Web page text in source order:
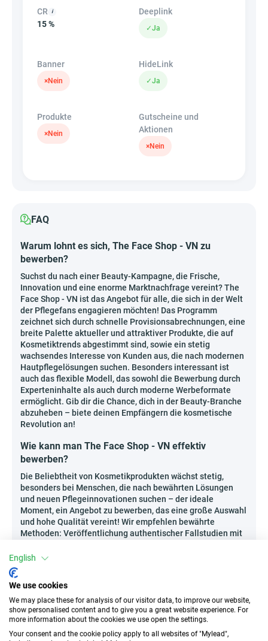
CR
15 %
Deeplink
✓Ja
Banner
×Nein
HideLink
✓Ja
Produkte
×Nein
Gutscheine und
Aktionen
×Nein
FAQ
Warum lohnt es sich, The Face Shop - VN zu
bewerben?
Suchst du nach einer Beauty-Kampagne, die Frische,
Innovation und eine enorme Marktnachfrage vereint? The
Face Shop - VN ist das Angebot für alle, die sich in der Welt
der Pflegefans engagieren möchten! Das Programm
zeichnet sich durch schnelle Provisionsabrechnungen, eine
breite Palette aktueller und attraktiver Produkte, die auf
Kosmetiktrends abgestimmt sind, sowie ein stetig
wachsendes Interesse von Kunden aus, die nach modernen
Hautpflegelösungen suchen. Besonders interessant ist
auch das flexible Modell, das sowohl die Bewerbung durch
Experteninhalte als auch durch moderne Werbeformate
ermöglicht. Gib dir die Chance, dich in der Beauty-Branche
abzuheben – biete deinen Empfängern die kosmetische
Revolution an!
Wie kann man The Face Shop - VN effektiv
bewerben?
Die Beliebtheit von Kosmetikprodukten wächst stetig,
besonders bei Menschen, die nach bewährten Lösungen
und neuen Pflegeinnovationen suchen – der ideale
Moment, ein Angebot zu bewerben, das eine große Auswahl
und hohe Qualität vereint! Wir empfehlen bewährte
Methoden: Veröffentlichung authentischer Fallstudien mit
Ratgeber-Serien für eine bestimmte Zielgruppe sowie
Wochen-Challenge mit einem neuen Produkt). Ermutige
deine Zielgruppe, gemeinsam mit dir die Geheimnisse der
Schönheit zu entdecken, und profitiere vom wachsenden
Trend bewusster Hautpflege!
English
We use cookies
We may place these for analysis of our visitor data, to improve our website,
show personalised content and to give you a great website experience. For
more information about the cookies we use open the settings.
Your consent and the cookie policy apply to all websites of "Mylead",